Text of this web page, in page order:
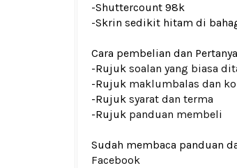
-Shuttercount 98k
-Skrin sedikit hitam di
Cara pembelian dan
-Rujuk soalan yang biasa
-Rujuk maklumbalas dan
-Rujuk syarat dan terma
-Rujuk panduan membeli
Sudah membaca panduan
Facebook